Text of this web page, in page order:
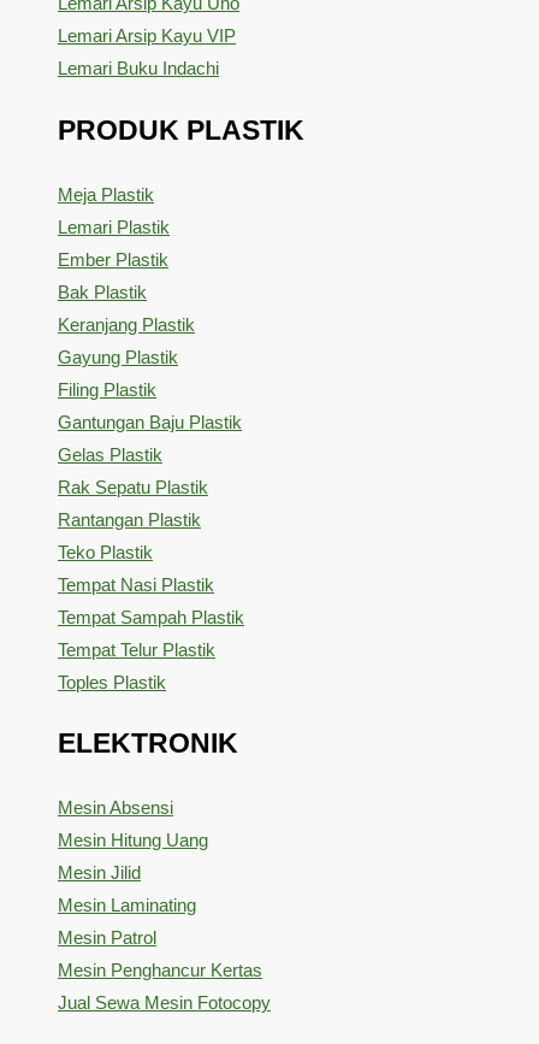
Lemari Arsip Kayu VIP
Lemari Buku Indachi
PRODUK PLASTIK
Meja Plastik
Lemari Plastik
Ember Plastik
Bak Plastik
Keranjang Plastik
Gayung Plastik
Filing Plastik
Gantungan Baju Plastik
Gelas Plastik
Rak Sepatu Plastik
Rantangan Plastik
Teko Plastik
Tempat Nasi Plastik
Tempat Sampah Plastik
Tempat Telur Plastik
Toples Plastik
ELEKTRONIK
Mesin Absensi
Mesin Hitung Uang
Mesin Jilid
Mesin Laminating
Mesin Patrol
Mesin Penghancur Kertas
Jual Sewa Mesin Fotocopy